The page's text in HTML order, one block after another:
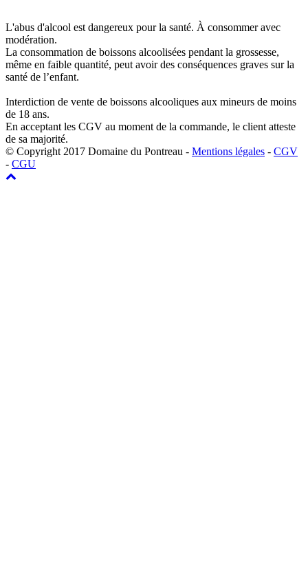
L'abus d'alcool est dangereux pour la santé. À consommer avec
modération.
La consommation de boissons alcoolisées pendant la grossesse,
même en faible quantité, peut avoir des conséquences graves sur la
santé de l’enfant.
Interdiction de vente de boissons alcooliques aux mineurs de moins
de 18 ans.
En acceptant les CGV au moment de la commande, le client atteste
de sa majorité.
© Copyright 2017 Domaine du Pontreau - Mentions légales - CGV
- CGU